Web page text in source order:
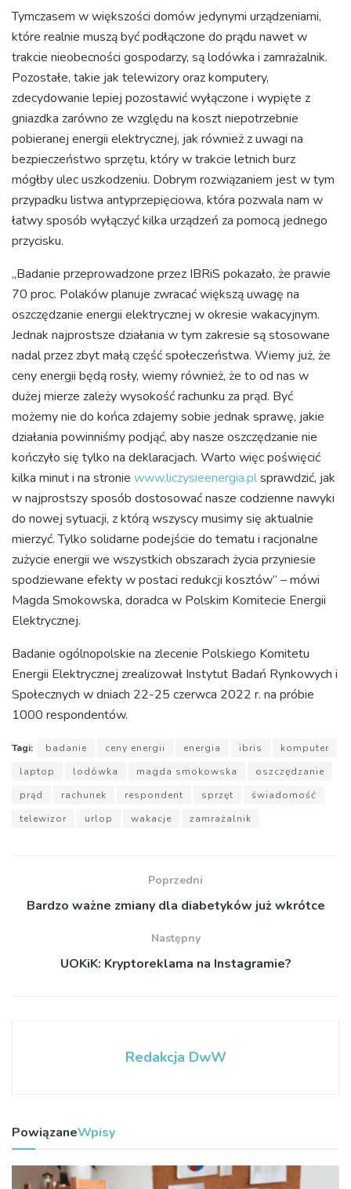
Tymczasem w większości domów jedynymi urządzeniami,
które realnie muszą być podłączone do prądu nawet w
trakcie nieobecności gospodarzy, są lodówka i zamrażalnik.
Pozostałe, takie jak telewizory oraz komputery,
zdecydowanie lepiej pozostawić wyłączone i wypięte z
gniazdka zarówno ze względu na koszt niepotrzebnie
pobieranej energii elektrycznej, jak również z uwagi na
bezpieczeństwo sprzętu, który w trakcie letnich burz
mógłby ulec uszkodzeniu. Dobrym rozwiązaniem jest w tym
przypadku listwa antyprzepięciowa, która pozwala nam w
łatwy sposób wyłączyć kilka urządzeń za pomocą jednego
przycisku.
„Badanie przeprowadzone przez IBRiS pokazało, że prawie
70 proc. Polaków planuje zwracać większą uwagę na
oszczędzanie energii elektrycznej w okresie wakacyjnym.
Jednak najprostsze działania w tym zakresie są stosowane
nadal przez zbyt małą część społeczeństwa. Wiemy już, że
ceny energii będą rosły, wiemy również, że to od nas w
dużej mierze zależy wysokość rachunku za prąd. Być
możemy nie do końca zdajemy sobie jednak sprawę, jakie
działania powinniśmy podjąć, aby nasze oszczędzanie nie
kończyło się tylko na deklaracjach. Warto więc poświęcić
kilka minut i na stronie www.liczysieenergia.plsprawdzić, jak
w najprostszy sposób dostosować nasze codzienne nawyki
do nowej sytuacji, z którą wszyscy musimy się aktualnie
mierzyć. Tylko solidarne podejście do tematu i racjonalne
zużycie energii we wszystkich obszarach życia przyniesie
spodziewane efekty w postaci redukcji kosztów” – mówi
Magda Smokowska, doradca w Polskim Komitecie Energii
Elektrycznej.
Badanie ogólnopolskie na zlecenie Polskiego Komitetu
Energii Elektrycznej zrealizował Instytut Badań Rynkowych i
Społecznych w dniach 22-25 czerwca 2022 r. na próbie
1000 respondentów.
Tagi: badanie ceny energii energia ibris
komputer
laptop
lodówka magda smokowska
oszczędzanie
prąd
rachunek respondent sprzęt
świadomość
telewizor
urlop wakacje zamrażalnik
Poprzedni
Bardzo ważne zmiany dla diabetyków już wkrótce
Następny
UOKiK: Kryptoreklama na Instagramie?
Redakcja DwW
PowiązaneWpisy